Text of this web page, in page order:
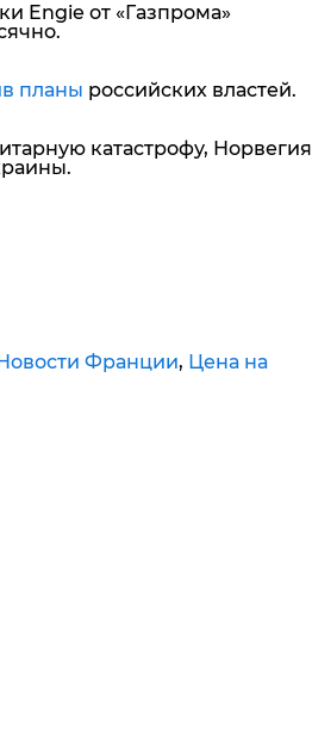
Engie от «Газпрома»
планы российских властей.
катастрофу, Норвегия
Франции, Цена на